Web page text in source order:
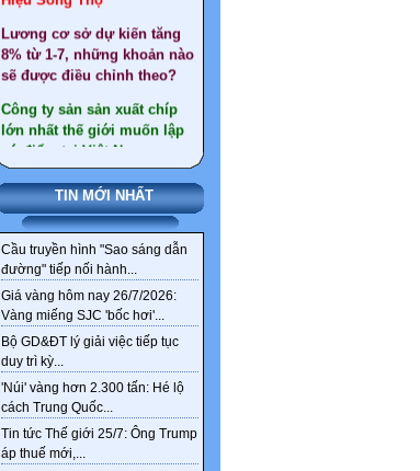
sẽ được điều chỉnh theo?
Công ty sản sản xuất chíp
cứ điểm tại Việt Nam
Giáo viên nghỉ hưu trước
tuổi : Điều kiện, quyền lợi
như thế nào ?
Gần 30 tấn vàng ở Tây Bắc
chỉ là một phần kho vàng
ngầm tại Việt Nam
Tổng hợp văn bản sát nhập
xã, huyện đến 2030
Chi tiết tên gọi 126 xã,
phường mới ở Hà Nội sau
sắp xếp
Sức khỏe, bài thuốc hay
Ngân hàng ‘khai tử’
TIN MỚI NHẤT
Cầu truyền hình "Sao sáng dẫn
đường" tiếp nối hành...
Giá vàng hôm nay 26/7/2026:
Vàng miếng SJC 'bốc hơi'...
Bộ GD&ĐT lý giải việc tiếp tục
duy trì kỳ...
'Núi' vàng hơn 2.300 tấn: Hé lộ
cách Trung Quốc...
Tin tức Thế giới 25/7: Ông Trump
áp thuế mới,...